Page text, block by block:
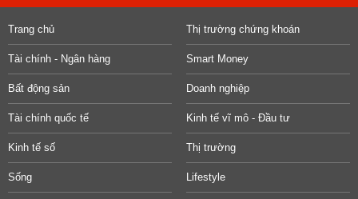
Trang chủ Thị trường chứng khoán
Tài chính - Ngân hàng Smart Money
Bất động sản Doanh nghiệp
Tài chính quốc tế Kinh tế vĩ mô - Đầu tư
Kinh tế số Thị trường
Sống Lifestyle